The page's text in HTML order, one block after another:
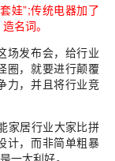
娃”;传统电器加了
名词。
发布会，给行业
圈，就要进行颠覆
力，并且将行业竞
居行业大家比拼
计，而非简单粗暴
一大利好。